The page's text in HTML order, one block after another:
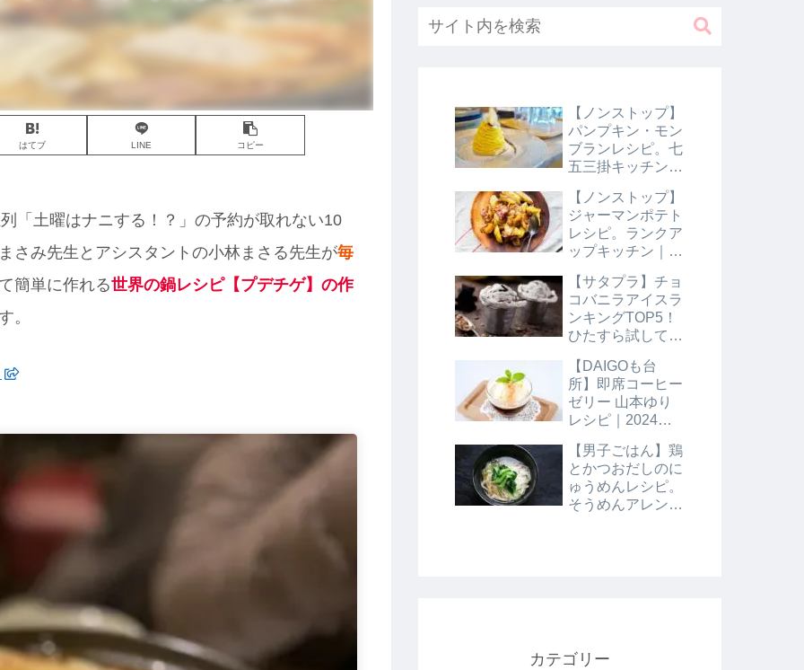
はてブ LINE コピー
「土曜はナニする！？」の予約が取れない10
さみ先生とアシスタントの小林まさる先生が毎
簡単に作れる世界の鍋レシピ【プデチゲ】の作
。
【ノンストップ】
パンプキン・モン
ブランレシピ。七
五三掛キッチン｜
【ノンストップ】
ジャーマンポテト
レシピ。ランクア
ップキッチン｜10
【サタプラ】チョ
コバニラアイスラ
ンキングTOP5！
ひたすら試してラ
日【サタデープラ
ス】
【DAIGOも台
所】即席コーヒー
ゼリー 山本ゆり
レシピ｜2024年8
【男子ごはん】鶏
とかつおだしのに
ゅうめんレシピ。
そうめんアレンジ
カテゴリー